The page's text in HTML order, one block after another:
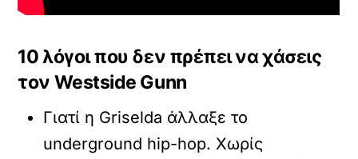
10 λόγοι που δεν πρέπει να χάσεις
τον Westside Gunn
Γιατί η Griselda άλλαξε το
underground hip-hop. Χωρίς